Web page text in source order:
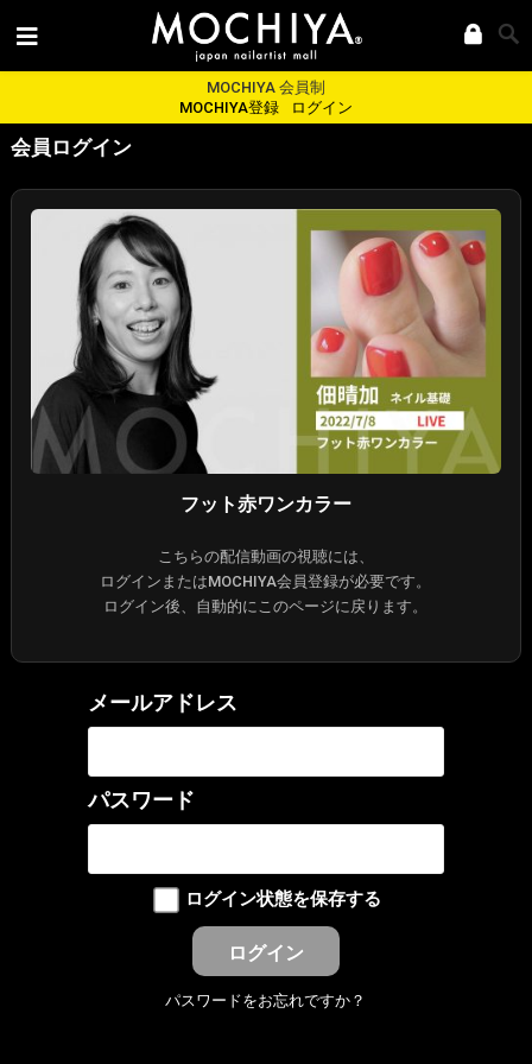
MOCHIYA 会員制
MOCHIYA登録
ログイン
会員ログイン
フット赤ワンカラー
こちらの配信動画の視聴には、
ログインまたはMOCHIYA会員登録が必要です。
ログイン後、自動的にこのページに戻ります。
メールアドレス
パスワード
ログイン状態を保存する
パスワードをお忘れですか？